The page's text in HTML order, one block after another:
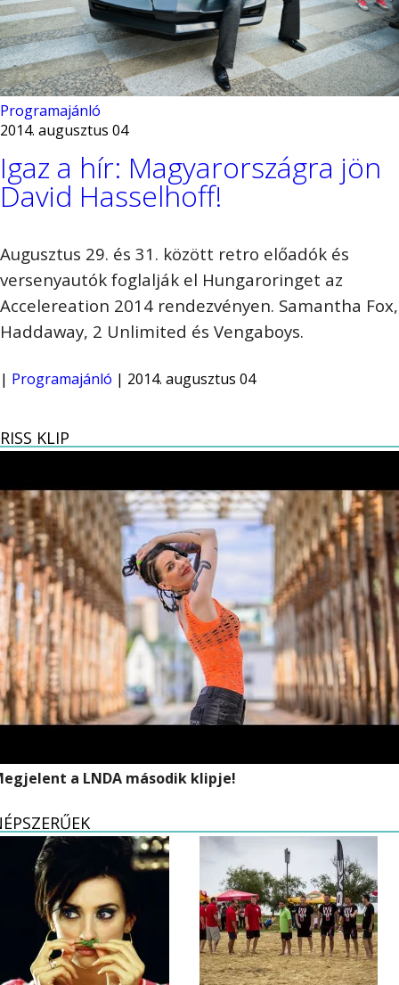
Programajánló
2014. augusztus 04
Igaz a hír: Magyarországra jön
David Hasselhoff!
Augusztus 29. és 31. között retro előadók és
versenyautók foglalják el Hungaroringet az
Accelereation 2014 rendezvényen. Samantha Fox,
Haddaway, 2 Unlimited és Vengaboys.
| Programajánló | 2014. augusztus 04
KLIP
a LNDA második klipje!